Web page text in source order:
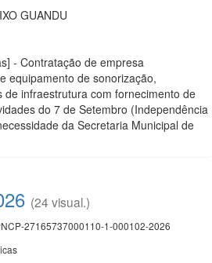
GUANDU
- Contratação de empresa
equipamento de sonorização,
de infraestrutura com fornecimento de
do 7 de Setembro (Independência
da Secretaria Municipal de
(24 visual.)
27165737000110-1-000102-2026